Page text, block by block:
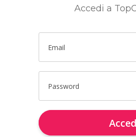
Accedi a
Email
Password